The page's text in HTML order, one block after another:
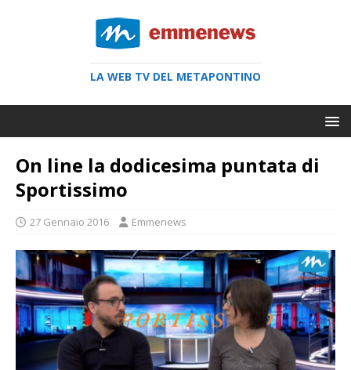
LA WEB TV DEL METAPONTINO
On line la dodicesima puntata di
Sportissimo
27 Gennaio 2016 Emmenews